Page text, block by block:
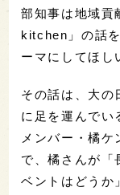
部知事は地域貢
kitchen」の話
ーマにしてほし
その話は、大の
に足を運んで
メンバー・橘ケ
で、橘さんが「
ベントはどうか